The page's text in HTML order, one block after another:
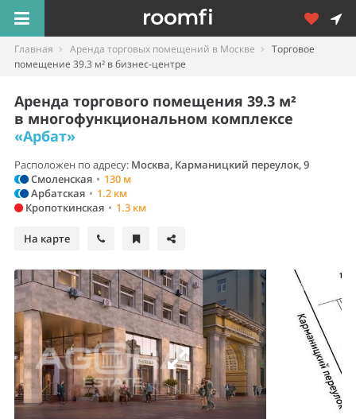
Главная Аренда торговых помещений в Москве
Торговое
помещение 39.3 м² в бизнес-центре
Аренда торгового помещения 39.3 м²
в многофункциональном комплексе
«Арбат»
Расположен по адресу: Москва, Карманицкий переулок, 9
Смоленская • 130 м
Арбатская • 1.2 км
Кропоткинская • 1.3 км
На карте